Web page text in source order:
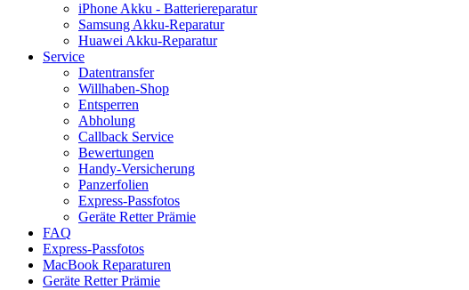
iPhone Akku - Batteriereparatur
Samsung Akku-Reparatur
Huawei Akku-Reparatur
Service
Datentransfer
Willhaben-Shop
Entsperren
Abholung
Callback Service
Bewertungen
Handy-Versicherung
Panzerfolien
Express-Passfotos
Geräte Retter Prämie
FAQ
Express-Passfotos
MacBook Reparaturen
Geräte Retter Prämie